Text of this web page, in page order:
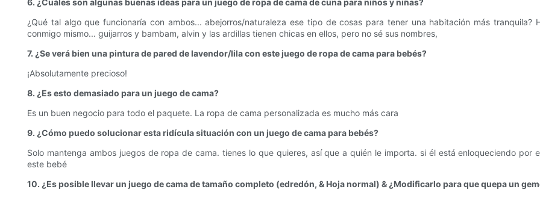
6. ¿Cuáles son algunas buenas ideas para un juego de ropa de cama de cuna para niños y niñas?
¿Qué tal algo que funcionaría con ambos... abejorros/naturaleza ese tipo de cosas para tener una habitación más
conmigo mismo... guijarros y bambam, alvin y las ardillas tienen chicas en ellos, pero no sé sus nombres,
7. ¿Se verá bien una pintura de pared de lavendor/lila con este juego de ropa de cama para bebés?
¡Absolutamente precioso!
8. ¿Es esto demasiado para un juego de cama?
Es un buen negocio para todo el paquete. La ropa de cama personalizada es mucho más cara
9. ¿Cómo puedo solucionar esta ridícula situación con un juego de cama para bebés?
Solo mantenga ambos juegos de ropa de cama. tienes lo que quieres, así que a quién le importa. si él está enloqueciendo
este bebé
10. ¿Es posible llevar un juego de cama de tamaño completo (edredón, & Hoja normal) & ¿Modificarlo para que quepa un